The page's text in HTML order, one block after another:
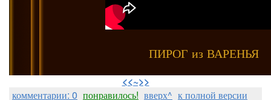
ПИРОГ из ВАРЕНЬЯ
<<~>>
комментарии: 0 понравилось! вверх^ к полной версии